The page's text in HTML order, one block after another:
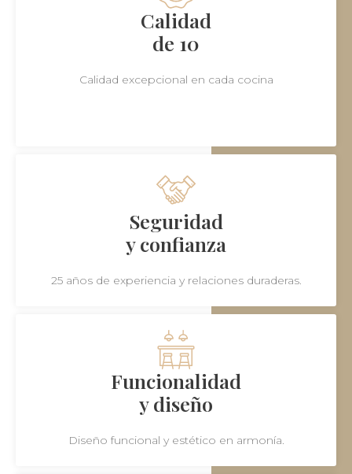
Calidad
de 10
Calidad excepcional en cada cocina
Seguridad
y confianza
25 años de experiencia y relaciones duraderas.
Funcionalidad
y diseño
Diseño funcional y estético en armonía.